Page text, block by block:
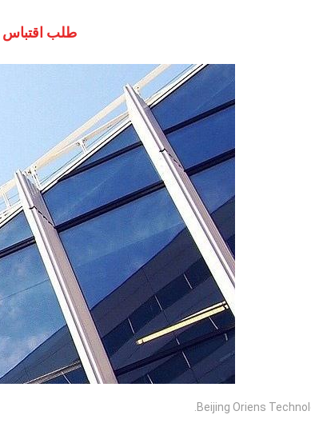
طلب اقتباس
Beijing Oriens